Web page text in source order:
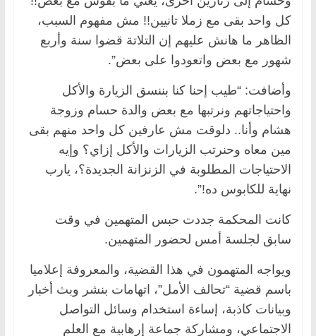
كل واحد بقى مع زملا تانيين!! مش مفهوم السبب،
الظاهر ما هانش عليهم إن التلاتة قضوا سنة وأربع
شهور مع بعض واتعودوا على بعض”.
وأضافت: “طيب إحنا كنا بننسق الزيارة والأكل
واحتياجاتهم ونرتبها مع بعض والدة حسام وزوجة
هشام وأنا.. دلوقت مش عارفين كل واحد منهم بقى
مين معاه وحنرتب الزيارات والأكل إزاي؟ وإيه
الاحتياجات المطلوبة في الزنزانة الجديدة؟، يارب
نهاية للكابوس ده!”.
كانت المحكمة جددت حبس المتهمين في وقت
سابق لجلسة أمس لحضور المتهمين.
ويواجه المتهمون في هذا القضية، والمعروفة إعلاميا
باسم قضية “تحالف الأمل”، اتهامات بنشر وبث أخبار
وبيانات كاذبة، إساءة استخدام وسائل التواصل
الاجتماعي، ومشاركة جماعة إرهابية مع العلم